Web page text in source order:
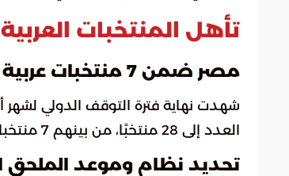
تأهل المنتخبات العربية
مصر ضمن 7 منتخبات عربية تتأهل للمونديال
شهدت نهاية فترة التوقف الدولي لشهر
العدد إلى 28 منتخبًا، من بينهم 7 منتخبات عربية.
تحديد نظام وموعد الملحق